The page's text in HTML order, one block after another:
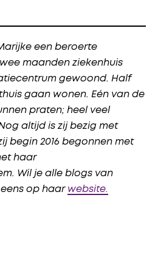
een beroerte
maanden ziekenhuis
gewoond. Half
gaan wonen. Eén van de
praten; heel veel
altijd is zij bezig met
begin 2016 begonnen met
haar
Wil je alle blogs van
op haar website.